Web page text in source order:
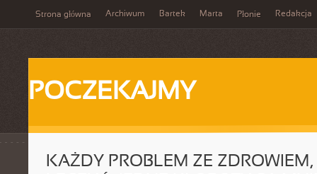
Strona główna Archiwum Bartek Marta Płonie Redakcja
POCZEKAJMY
KAŻDY PROBLEM ZE ZDROWIEM,